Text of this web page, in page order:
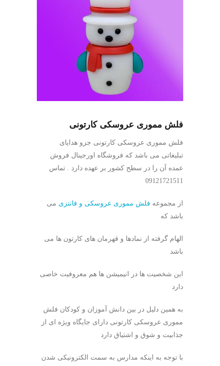
فلش مموری عروسکی -- کد J118
فلش مموری عروسکی کارتونی
فلش مموری عروسکی کارتونی جزو هدایای
تبلیغاتی می باشد که فروشگاه اورجینال فروش
عمده آن را در سطح کشور بر عهده دارد . تماس
09121721511
از مجموعه فلش مموری عروسکی و فانتزی می
باشد که
الهام گرفته از نمادها و قهرمان های کارتون ها می
باشد
این شخصیت ها در انیمیشن ها هم معروفیت خاصی
دارد
به همین دلیل در بین دانش آموزان و کودکان فلش
مموری عروسکی کارتونی دارای جایگاه ویژه ای از
جذابیت و شوق و اشتیاق دارد
با توجه به اینکه مدارس به سمت الکترونیکی شدن